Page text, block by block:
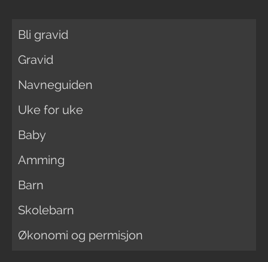
Bli gravid
Gravid
Navneguiden
Uke for uke
Baby
Amming
Barn
Skolebarn
Økonomi og permisjon